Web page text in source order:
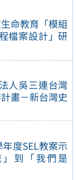
命教育「模組
檔案設計」研
人吳三連台灣
畫－新台灣史
度SEL教案示
到「我們是